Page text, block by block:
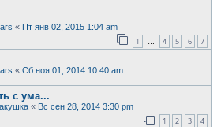
« Пт янв 02, 2015 1:04 am
1 … 4 5 6 7
« Сб ноя 01, 2014 10:40 am
с ума...
« Вс сен 28, 2014 3:30 pm
1 2 3 4